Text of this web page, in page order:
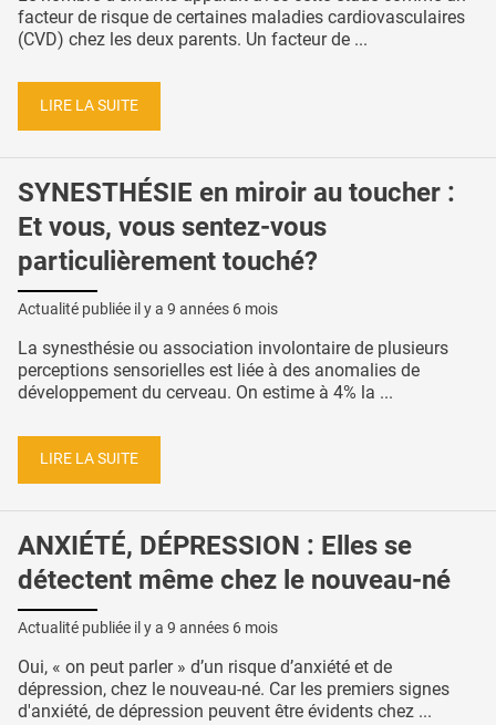
facteur de risque de certaines maladies cardiovasculaires
(CVD) chez les deux parents. Un facteur de ...
LIRE LA SUITE
SYNESTHÉSIE en miroir au toucher :
Et vous, vous sentez-vous
particulièrement touché?
Actualité publiée il y a 9 années 6 mois
La synesthésie ou association involontaire de plusieurs
perceptions sensorielles est liée à des anomalies de
développement du cerveau. On estime à 4% la ...
LIRE LA SUITE
ANXIÉTÉ, DÉPRESSION : Elles se
détectent même chez le nouveau-né
Actualité publiée il y a 9 années 6 mois
Oui, « on peut parler » d’un risque d’anxiété et de
dépression, chez le nouveau-né. Car les premiers signes
d'anxiété, de dépression peuvent être évidents chez ...